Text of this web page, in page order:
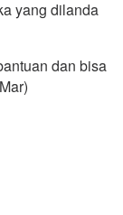
yang dilanda
dan bisa